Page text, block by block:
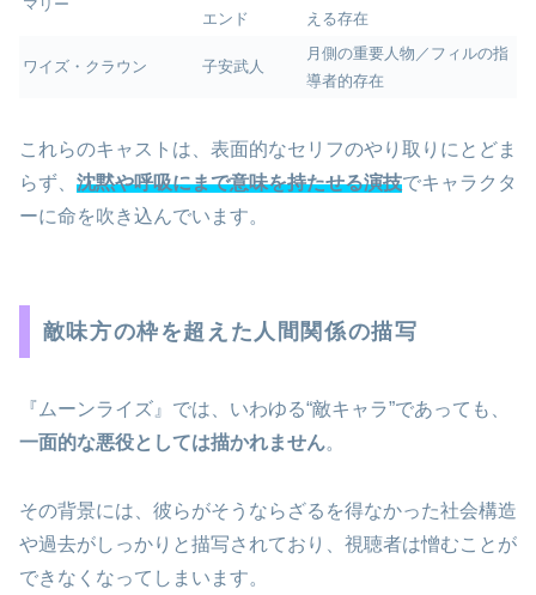
マリー
エンド
える存在
ワイズ・クラウン 子安武人
月側の重要人物／フィルの指
導者的存在
これらのキャストは、表面的なセリフのやり取りにとどま
らず、 沈黙や呼吸にまで意味を持たせる演技でキャラクタ
ーに命を吹き込んでいます。
敵味方の枠を超えた人間関係の描写
『ムーンライズ』では、いわゆる“敵キャラ”であっても、
一面的な悪役としては描かれません。
その背景には、彼らがそうならざるを得なかった社会構造
や過去がしっかりと描写されており、視聴者は憎むことが
できなくなってしまいます。